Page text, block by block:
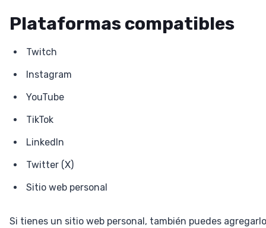
Plataformas compatibles
Twitch
Instagram
YouTube
TikTok
LinkedIn
Twitter (X)
Sitio web personal
Si tienes un sitio web personal, también puedes agregarlo